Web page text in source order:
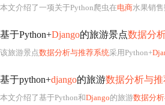
本文介绍了一项关于Python爬虫在电商水果销
基于Python+Django的旅游景点数据分
该旅游景点数据分析与推荐系统采用Python+
基于python+django的旅游数据分析与
本文介绍了基于Python和Django的旅游数据分